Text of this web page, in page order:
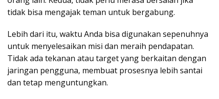
tidak bisa mengajak teman untuk bergabung.
Lebih dari itu, waktu Anda bisa digunakan sepenuhnya
untuk menyelesaikan misi dan meraih pendapatan.
Tidak ada tekanan atau target yang berkaitan dengan
jaringan pengguna, membuat prosesnya lebih santai
dan tetap menguntungkan.